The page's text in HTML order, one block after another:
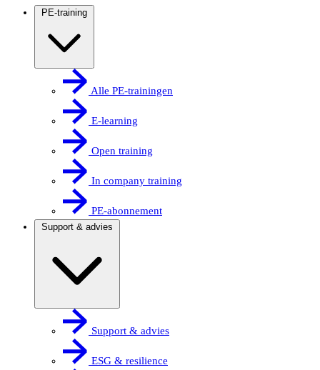
PE-training
Alle PE-trainingen
E-learning
Open training
In company training
PE-abonnement
Support & advies
Support & advies
ESG & resilience